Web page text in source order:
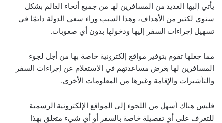
يأتي إليها العديد من المسافرين لها من جميع أنحاء العالم بشكل
سنوي لكثير من الأهداف، وهذا السبب وراء سعي الدولة دائمًا في
تسهيل إجراءات السفر إليها ودخولها بدون أي صعوبات.
مما جعلها تقوم بتوفير مواقع إلكترونية خاصة بها من أجل لجوء
المسافرين لها بغرض مساعدتهم في الاستعلام عن إجراءات السفر
والتأشيرات والإقامة وغيرها من المعلومات الأخرى.
فليس هناك أسهل من اللجوء إلى المواقع الإلكترونية الرسمية
للتعرف على أي تفصيلة خاصة بالسفر أو أي شيء متعلق بهذا